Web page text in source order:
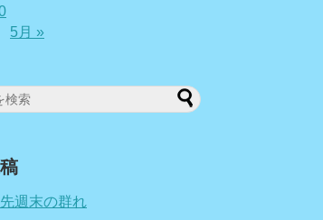
5月 »
末の群れ